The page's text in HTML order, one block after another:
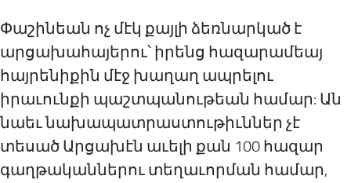
Փաշինեան ոչ մէկ քայլի ձեռնարկած է
արցախահայերու՝ իրենց հազարամեայ
հայրենիքին մէջ խաղաղ ապրելու
իրաւունքի պաշտպանութեան համար: Ան
նաեւ նախապատրաստութիւններ չէ
տեսած Արցախէն աւելի քան 100 հազար
գաղթականներու տեղաւորման համար,